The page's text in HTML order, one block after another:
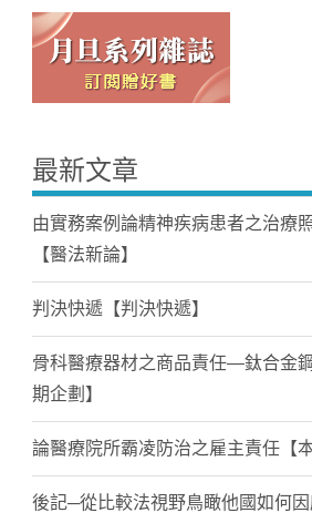
最新文章
由實務案例論精神疾病患者之治療
【醫法新論】
判決快遞【判決快遞】
骨科醫療器材之商品責任—鈦合金
期企劃】
論醫療院所霸凌防治之雇主責任【本
後記─從比較法視野鳥瞰他國如何